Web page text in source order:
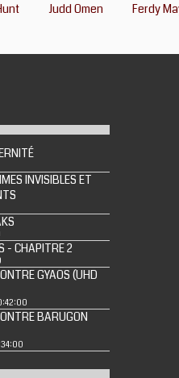
Judd Omen Ferdy
INVISIBLES ET
- CHAPITRE 2
GYAOS (UHD
BARUGON